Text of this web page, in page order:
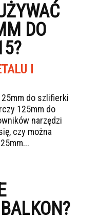
DO
I
do szlifierki
125mm do
narzędzi
czy można